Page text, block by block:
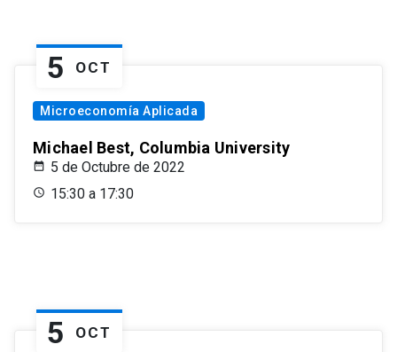
5 OCT
Microeconomía Aplicada
Michael Best, Columbia University
5 de Octubre de 2022
15:30 a 17:30
5 OCT